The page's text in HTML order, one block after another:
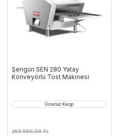
Şengün SEN 280 Yatay
Konveyörlü Tost Makinesi
Ücretsiz Kargo
259.560,00TL